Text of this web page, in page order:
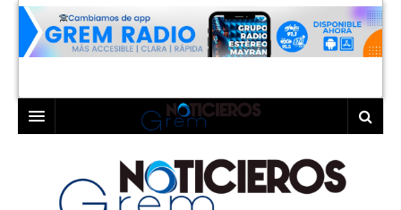
LAGUNA